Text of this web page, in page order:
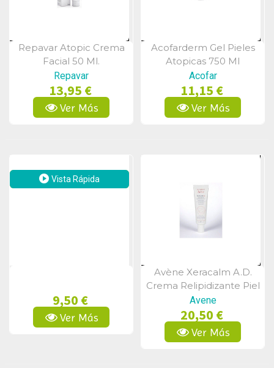
Vista Rápida
Repavar Atopic Crema
Facial 50 Ml.
Repavar
13,95 €
Ver Más
Vista Rápida
Acofarderm Gel Pieles
Atopicas 750 Ml
Acofar
11,15 €
Ver Más
Vista Rápida
9,50 €
Ver Más
Vista Rápida
Avène Xeracalm A.d.
Crema Relipidizante Piel
Atópica 200 Ml
Avene
20,50 €
Ver Más